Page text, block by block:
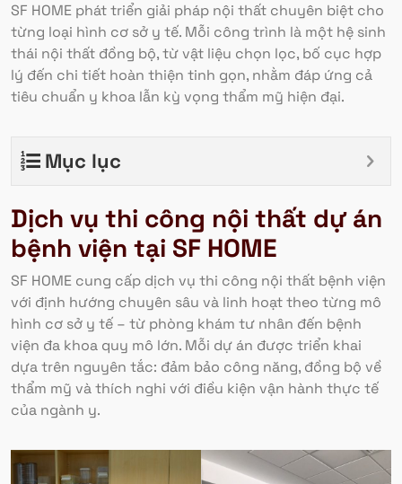
SF HOME phát triển giải pháp nội thất chuyên biệt cho
từng loại hình cơ sở y tế. Mỗi công trình là một hệ sinh
thái nội thất đồng bộ, từ vật liệu chọn lọc, bố cục hợp
lý đến chi tiết hoàn thiện tinh gọn, nhằm đáp ứng cả
tiêu chuẩn y khoa lẫn kỳ vọng thẩm mỹ hiện đại.
Mục lục
Dịch vụ thi công nội thất dự án
bệnh viện tại SF HOME
SF HOME cung cấp dịch vụ thi công nội thất bệnh viện
với định hướng chuyên sâu và linh hoạt theo từng mô
hình cơ sở y tế – từ phòng khám tư nhân đến bệnh
viện đa khoa quy mô lớn. Mỗi dự án được triển khai
dựa trên nguyên tắc: đảm bảo công năng, đồng bộ về
thẩm mỹ và thích nghi với điều kiện vận hành thực tế
của ngành y.